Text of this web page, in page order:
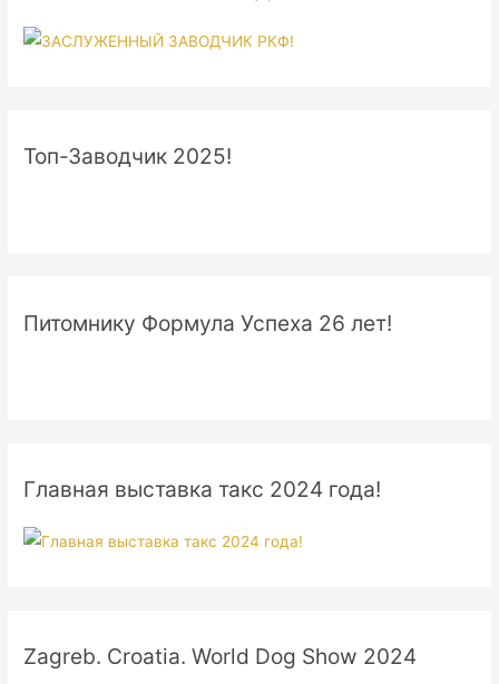
Топ-Заводчик 2025!
Питомнику Формула Успеха 26 лет!
Главная выставка такс 2024 года!
Zagreb. Croatia. World Dog Show 2024